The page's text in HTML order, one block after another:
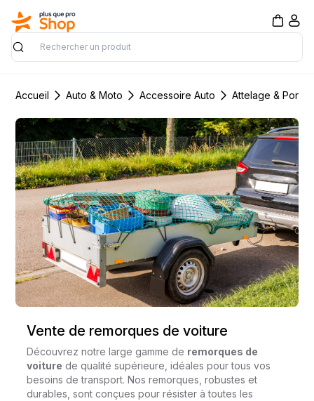
Rechercher
Accueil Auto & Moto Accessoire Auto Attelage &
Vente de remorques de voiture
Découvrez notre large gamme de remorques de
voiture de qualité supérieure, idéales pour tous vos
besoins de transport. Nos remorques, robustes et
durables, sont conçues pour résister à toutes les